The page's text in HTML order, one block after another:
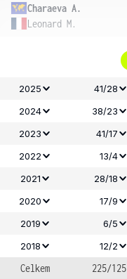
Charaeva A.
Leonard M.
2025 41/28
2024
38/23
2023
41/17
2022
13/4
2021
28/18
2020
17/9
2019
6/5
2018 12/2
Celkem
225/125